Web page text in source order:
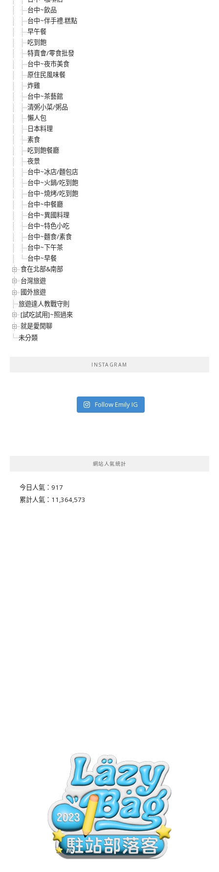
台中~飲品
台中~伴手禮.糕點
早午餐
吃到飽
特賣會/零食批發
台中~夜市美食
原住民風味餐
炸雞
台中~茶藝館
清粥小菜/粥品
懶人包
日本料理
素食
吃到飽餐廳
夜景
台中~冰店/麵包店
台中~火鍋/吃到飽
台中~燒烤/吃到飽
台中~中餐廳
台中~異國料理
台中~特色小吃
台中~麵食/素食
台中~下午茶
台中~早餐
食在北部&南部
台灣旅遊
國外旅遊
旅遊達人教戰守則
[試吃試用]~照過來
就是愛閒聊
未分類
INSTAGRAM
Follow Emily IG
網站人氣統計
今日人氣： 917
累計人氣： 11,364,573